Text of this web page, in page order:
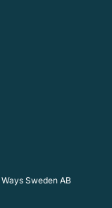
Ways Sweden AB